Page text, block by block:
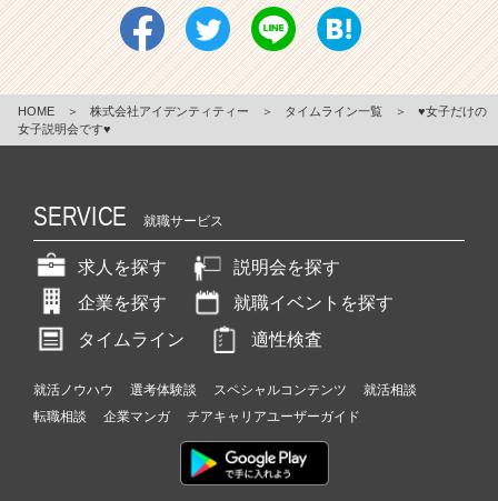
HOME ＞ 株式会社アイデンティティー ＞ タイムライン一覧 ＞
♥︎女子だけの
女子説明会です♥︎
SERVICE 就職サービス
求人を探す
説明会を探す
企業を探す
就職イベントを探す
タイムライン
適性検査
就活ノウハウ 選考体験談 スペシャルコンテンツ
就活相談
転職相談
企業マンガ チアキャリアユーザーガイド